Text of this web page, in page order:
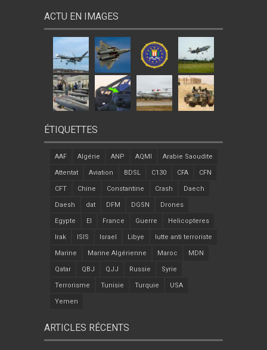
ACTU EN IMAGES
ÉTIQUETTES
AAF Algérie ANP AQMI Arabie Saoudite
Attentat Aviation BDSL C130 CFA CFN
CFT Chine Constantine Crash Daech
Daesh dat DFM DGSN Drones
Egypte EI France Guerre Helicopteres
Irak ISIS Israel Libye lutte anti terroriste
Marine Marine Algérienne Maroc MDN
Qatar QBJ QJJ Russie Syrie
Terrorisme Tunisie Turquie USA
Yemen
ARTICLES RÉCENTS